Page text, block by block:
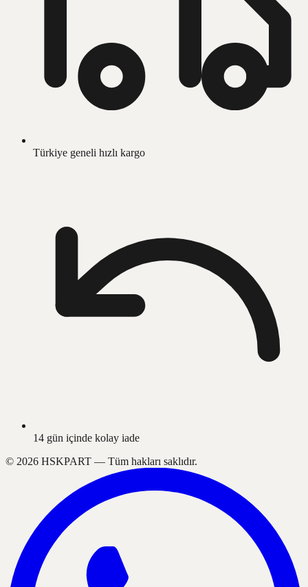
Türkiye geneli hızlı kargo
14 gün içinde kolay iade
© 2026 HSKPART — Tüm hakları saklıdır.